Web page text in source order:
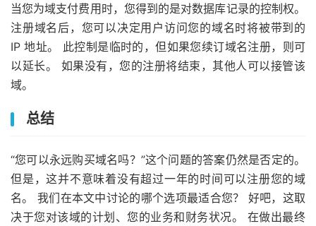
当您为域支付费用时，您得到的是对数据库记录的控制权。
注册域名后，您可以决定用户访问您的域名时将被带到的
IP 地址。 此控制是临时的，但如果您续订域名注册，则可
以延长。 如果没有，您的注册将结束，其他人可以接管该
域。
总结
“您可以永远购买域名吗？”这个问题的答案仍然是否定的。
但是，这并不意味着没有超过一年的时间可以注册您的域
名。 我们在本文中讨论的哪个选项最适合您？ 好吧，这取
决于您对该域的计划、您的业务和财务状况。 在做出最终